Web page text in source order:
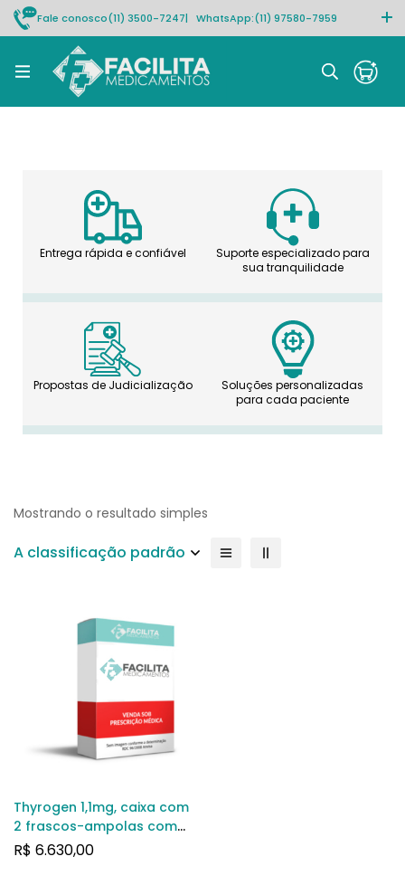
Fale conosco(11) 3500-7247| WhatsApp:(11) 97580-7959
Rastrear pedido
Entrega rápida e confiável
Suporte especializado para
sua tranquilidade
Propostas de Judicialização
Soluções personalizadas
para cada paciente
Mostrando o resultado simples
A classificação padrão
Thyrogen 1,1mg, caixa com
2 frascos-ampolas com
pó para solução de uso
R$ 6.630,00